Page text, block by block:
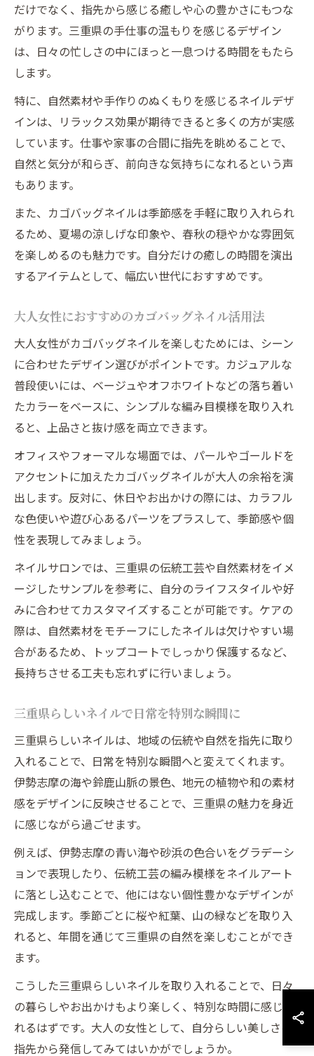
だけでなく、指先から感じる癒しや心の豊かさにもつな
がります。三重県の手仕事の温もりを感じるデザイン
は、日々の忙しさの中にほっと一息つける時間をもたら
します。
特に、自然素材や手作りのぬくもりを感じるネイルデザ
インは、リラックス効果が期待できると多くの方が実感
しています。仕事や家事の合間に指先を眺めることで、
自然と気分が和らぎ、前向きな気持ちになれるという声
もあります。
また、カゴバッグネイルは季節感を手軽に取り入れられ
るため、夏場の涼しげな印象や、春秋の穏やかな雰囲気
を楽しめるのも魅力です。自分だけの癒しの時間を演出
するアイテムとして、幅広い世代におすすめです。
大人女性におすすめのカゴバッグネイル活用法
大人女性がカゴバッグネイルを楽しむためには、シーン
に合わせたデザイン選びがポイントです。カジュアルな
普段使いには、ベージュやオフホワイトなどの落ち着い
たカラーをベースに、シンプルな編み目模様を取り入れ
ると、上品さと抜け感を両立できます。
オフィスやフォーマルな場面では、パールやゴールドを
アクセントに加えたカゴバッグネイルが大人の余裕を演
出します。反対に、休日やお出かけの際には、カラフル
な色使いや遊び心あるパーツをプラスして、季節感や個
性を表現してみましょう。
ネイルサロンでは、三重県の伝統工芸や自然素材をイメ
ージしたサンプルを参考に、自分のライフスタイルや好
みに合わせてカスタマイズすることが可能です。ケアの
際は、自然素材をモチーフにしたネイルは欠けやすい場
合があるため、トップコートでしっかり保護するなど、
長持ちさせる工夫も忘れずに行いましょう。
三重県らしいネイルで日常を特別な瞬間に
三重県らしいネイルは、地域の伝統や自然を指先に取り
入れることで、日常を特別な瞬間へと変えてくれます。
伊勢志摩の海や鈴鹿山脈の景色、地元の植物や和の素材
感をデザインに反映させることで、三重県の魅力を身近
に感じながら過ごせます。
例えば、伊勢志摩の青い海や砂浜の色合いをグラデーシ
ョンで表現したり、伝統工芸の編み模様をネイルアート
に落とし込むことで、他にはない個性豊かなデザインが
完成します。季節ごとに桜や紅葉、山の緑などを取り入
れると、年間を通じて三重県の自然を楽しむことができ
ます。
こうした三重県らしいネイルを取り入れることで、日々
の暮らしやお出かけもより楽しく、特別な時間に感じら
れるはずです。大人の女性として、自分らしい美しさを
指先から発信してみてはいかがでしょうか。